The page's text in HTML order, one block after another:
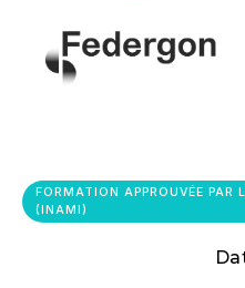
FORMATION APPROUVÉE PAR
(INAMI)